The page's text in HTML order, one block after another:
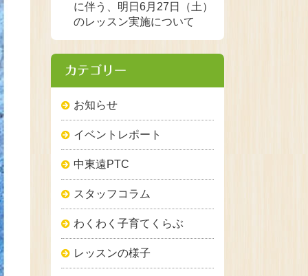
に伴う、明日6月27日（土）
のレッスン実施について
カテゴリー
お知らせ
イベントレポート
中東遠PTC
スタッフコラム
わくわく子育てくらぶ
レッスンの様子